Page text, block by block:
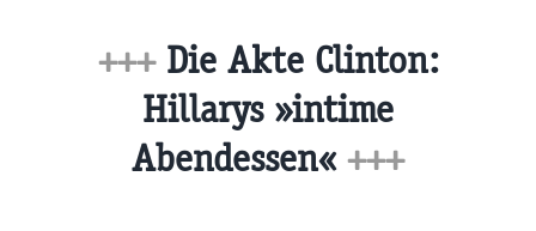
+++ Die Akte Clinton:
Hillarys »intime
Abendessen« +++